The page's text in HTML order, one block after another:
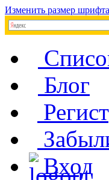
Изменить размер шрифта
Блог
Вход